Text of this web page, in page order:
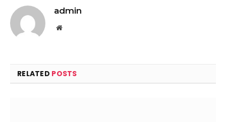
admin
Website
RELATED POSTS